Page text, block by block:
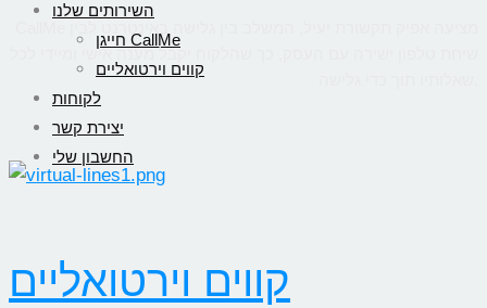
השירותים שלנו
חייגן CallMe
קווים וירטואליים
לקוחות
יצירת קשר
החשבון שלי
שיחת טלפון ישירה עם העסק, כך שהלקוח יקבל מענה אישי ומיידי לכל
קווים וירטואליים